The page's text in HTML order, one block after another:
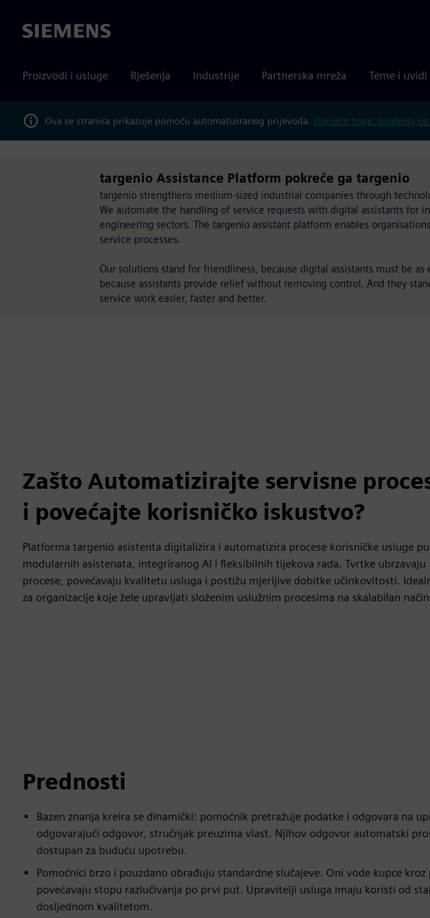
Siemens
Proizvodi i usluge Rješenja Industrije Partnerska mreža Teme i uvidi
Ova se stranica prikazuje pomoću automatiziranog prijevoda. Umjesto toga, pogledaj na
targenio Assistance Platform pokreće ga targenio
targenio strengthens medium-sized industrial companies through
We automate the handling of service requests with digital assistants for
engineering sectors. The targenio assistant platform enables
service processes.
Our solutions stand for friendliness, because digital assistants must be
because assistants provide relief without removing control. And they
service work easier, faster and better.
Zašto Automatizirajte servisne
i povećajte korisničko iskustvo?
Platforma targenio asistenta digitalizira i automatizira procese korisničke usluge
modularnih asistenata, integriranog AI i fleksibilnih tijekova rada. Tvrtke ubrzavaju
procese, povećavaju kvalitetu usluga i postižu mjerljive dobitke učinkovitosti.
za organizacije koje žele upravljati složenim uslužnim procesima na skalabilan
Prednosti
Bazen znanja kreira se dinamički: pomoćnik pretražuje podatke i odgovara na
odgovarajući odgovor, stručnjak preuzima vlast. Njihov odgovor automatski
dostupan za buduću upotrebu.
Pomoćnici brzo i pouzdano obrađuju standardne slučajeve. Oni vode kupce
povećavaju stopu razlučivanja po prvi put. Upravitelji usluga imaju koristi od
dosljednom kvalitetom.